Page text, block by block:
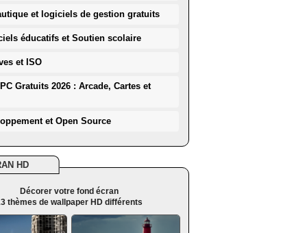
et logiciels de gestion gratuits
éducatifs et Soutien scolaire
et ISO
Gratuits 2026 : Arcade, Cartes et
et Open Source
HD
Décorer votre fond écran
thèmes de wallpaper HD différents